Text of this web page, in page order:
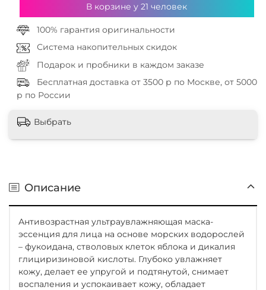
В корзине у21 человек
100% гарантия оригинальности
Система накопительных скидок
Подарок и пробники в каждом заказе
Бесплатная доставка от 3500 р по Москве, от 5000
р по России
Выбрать
Описание
Антивозрастная ультраувлажняющая маска-
эссенция для лица на основе морских водорослей
– фукоидана, стволовых клеток яблока и дикалия
глициризиновой кислоты. Глубоко увлажняет
кожу, делает ее упругой и подтянутой, снимает
воспаления и успокаивает кожу, обладает